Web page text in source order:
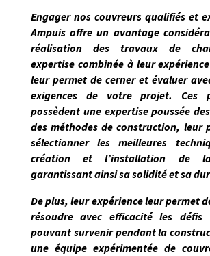
Engager nos couvreurs qualifiés et
Ampuisoffre un avantage
réalisation des travaux de
expertise combinée à leur
leur permet de cerner et évaluer
exigences de votre projet. Ces
possèdent une expertise poussée
des méthodes de construction, leur
sélectionner les meilleures
création et l’installation de
garantissant ainsi sa solidité et sa
De plus, leur expérience leur permet
résoudre avec efficacité les défis
pouvant survenir pendant la
une équipe expérimentée de